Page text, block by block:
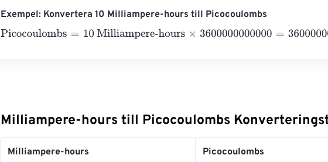
Exempel: Konvertera 10 Milliampere-hours till Picocoulombs
Picocoulombs=10 Milliampere-hours×3600000000000=36000000000000
Milliampere-hours till Picocoulombs
Milliampere-hours Picocoulombs